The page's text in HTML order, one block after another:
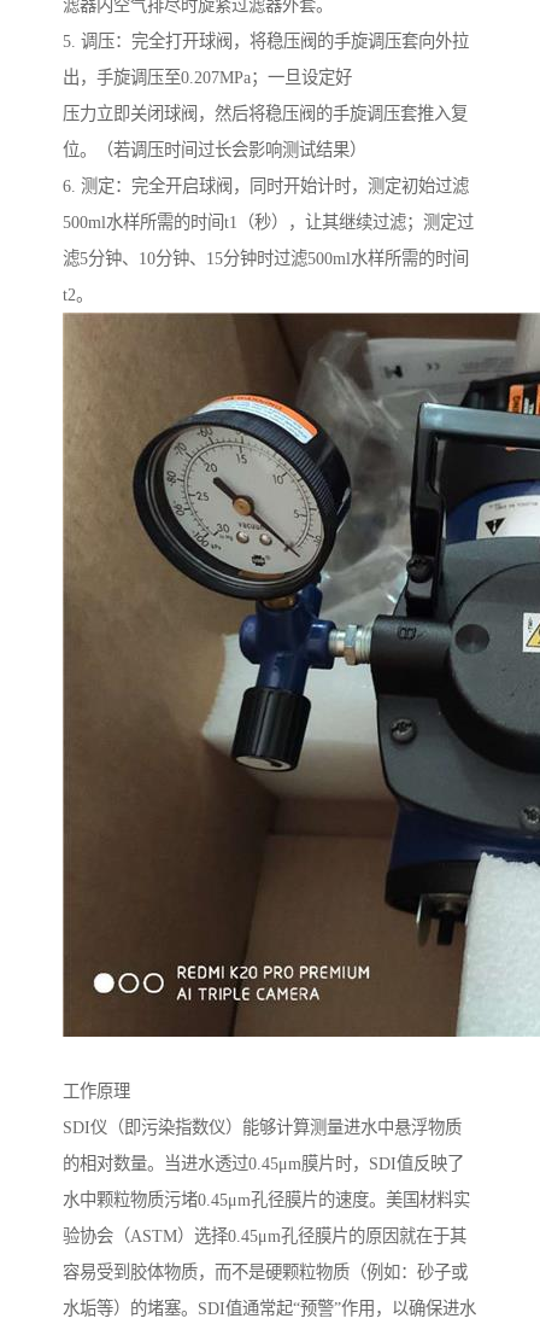
滤器内空气排尽时旋紧过滤器外套。
5. 调压：完全打开球阀，将稳压阀的手旋调压套向外拉
出，手旋调压至0.207MPa；一旦设定好
压力立即关闭球阀，然后将稳压阀的手旋调压套推入复
位。（若调压时间过长会影响测试结果）
6. 测定：完全开启球阀，同时开始计时，测定初始过滤
500ml水样所需的时间t1（秒），让其继续过滤；测定过
滤5分钟、10分钟、15分钟时过滤500ml水样所需的时间
t2。
工作原理
SDI仪（即污染指数仪）能够计算测量进水中悬浮物质
的相对数量。当进水透过0.45μm膜片时，SDI值反映了
水中颗粒物质污堵0.45μm孔径膜片的速度。美国材料实
验协会（ASTM）选择0.45μm孔径膜片的原因就在于其
容易受到胶体物质，而不是硬颗粒物质（例如：砂子或
水垢等）的堵塞。SDI值通常起“预警”作用，以确保进水